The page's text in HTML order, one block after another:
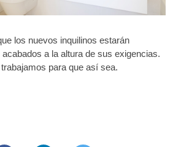
los nuevos inquilinos estarán
a la altura de sus exigencias.
para que así sea.